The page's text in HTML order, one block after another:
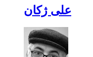
علی ژکان